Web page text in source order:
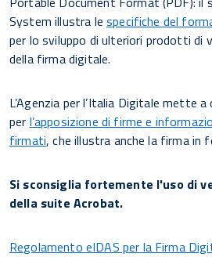
System illustra lespecifiche del
per lo sviluppo di ulteriori prodotti di
della firma digitale.
L’Agenzia per l’Italia Digitale mette
per l’apposizione di firme e
firmati, che illustra anche la firma in
Si sconsiglia fortemente l'uso di
della suite Acrobat.
Regolamento eIDAS per la Firma